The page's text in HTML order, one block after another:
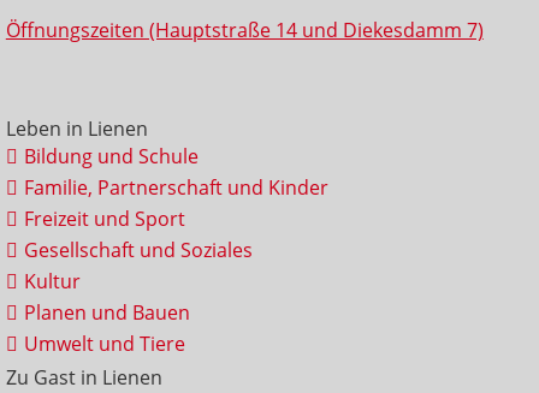
Öffnungszeiten (Hauptstraße 14 und Diekesdamm 7)
Leben in Lienen
Bildung und Schule
Familie, Partnerschaft und Kinder
Freizeit und Sport
Gesellschaft und Soziales
Kultur
Planen und Bauen
Umwelt und Tiere
Zu Gast in Lienen